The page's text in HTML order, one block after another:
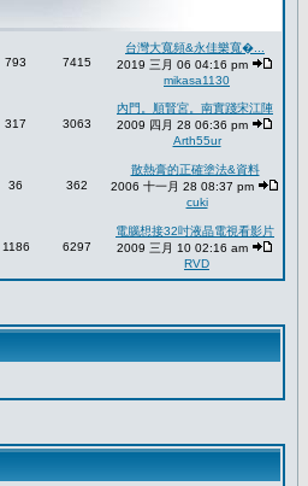
793 7415
台灣大寬頻&永佳樂寬�...
2019 三月 06 04:16 pm
mikasa1130
317 3063
內門。順賢宮。南實踐宋江陣
2009 四月 28 06:36 pm
Arth55ur
36 362
散熱膏的正確塗法&資料
2006 十一月 28 08:37 pm
cuki
1186 6297
電腦想接32吋液晶電視看影片
2009 三月 10 02:16 am
RVD